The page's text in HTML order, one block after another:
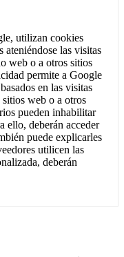
utilizan cookies
ateniéndose las visitas
web o a otros sitios
permite a Google
en las visitas
sitios web o a otros
pueden inhabilitar
ello, deberán acceder
puede explicarles
utilicen las
deberán